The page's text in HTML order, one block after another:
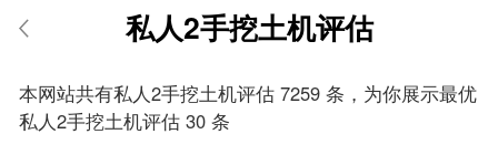
私人2手挖土机评估
本网站共有私人2手挖土机评估 7259 条，为你展示最优
私人2手挖土机评估 30 条
请输入手机号